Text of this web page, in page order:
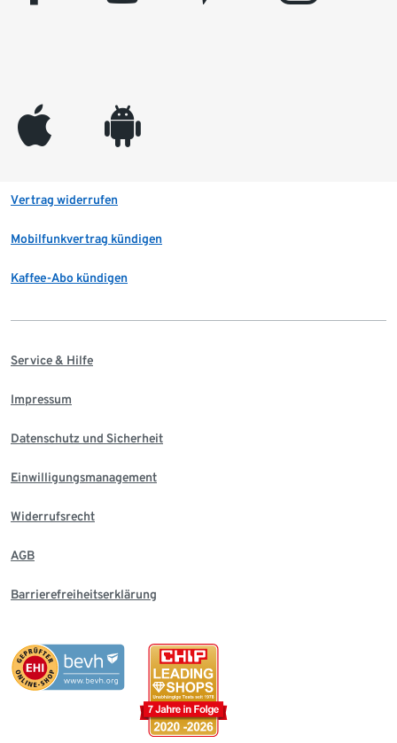
appleinc android
Vertrag widerrufen
Mobilfunkvertrag kündigen
Kaffee-Abo kündigen
Service & Hilfe
Impressum
Datenschutz und Sicherheit
Einwilligungsmanagement
Widerrufsrecht
AGB
Barrierefreiheitserklärung